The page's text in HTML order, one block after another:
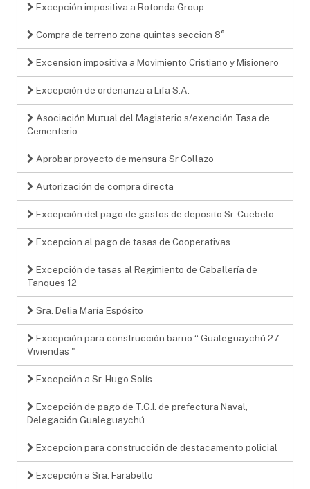
Excepción impositiva a Rotonda Group
Compra de terreno zona quintas seccion 8°
Excension impositiva a Movimiento Cristiano y Misionero
Excepción de ordenanza a Lifa S.A.
Asociación Mutual del Magisterio s/exención Tasa de
Cementerio
Aprobar proyecto de mensura Sr Collazo
Autorización de compra directa
Excepción del pago de gastos de deposito Sr. Cuebelo
Excepcion al pago de tasas de Cooperativas
Excepción de tasas al Regimiento de Caballería de
Tanques 12
Sra. Delia María Espósito
Excepción para construcción barrio “ Gualeguaychú 27
Viviendas "
Excepción a Sr. Hugo Solís
Excepción de pago de T.G.I. de prefectura Naval,
Delegación Gualeguaychú
Excepcion para construcción de destacamento policial
Excepción a Sra. Farabello